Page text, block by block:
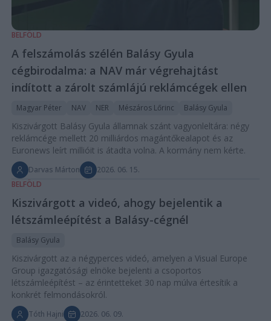
BELFÖLD
A felszámolás szélén Balásy Gyula
cégbirodalma: a NAV már végrehajtást
indított a zárolt számlájú reklámcégek ellen
Magyar Péter NAV NER Mészáros Lőrinc Balásy Gyula
Kiszivárgott Balásy Gyula államnak szánt vagyonleltára: négy
reklámcége mellett 20 milliárdos magántőkealapot és az
Euronews leírt millióit is átadta volna. A kormány nem kérte.
Darvas Márton
2026. 06. 15.
BELFÖLD
Kiszivárgott a videó, ahogy bejelentik a
létszámleépítést a Balásy-cégnél
Balásy Gyula
Kiszivárgott az a négyperces videó, amelyen a Visual Europe
Group igazgatósági elnöke bejelenti a csoportos
létszámleépítést – az érintetteket 30 nap múlva értesítik a
konkrét felmondásokról.
Tóth Hajni 2026. 06. 09.